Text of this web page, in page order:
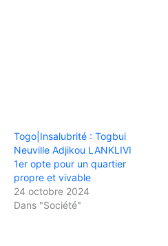
Togo|Insalubrité : Togbui
Neuville Adjikou LANKLIVI
1er opte pour un quartier
propre et vivable
24 octobre 2024
Dans "Société"